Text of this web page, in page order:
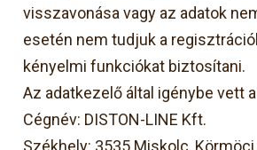
visszavonása vagy az adatok
esetén nem tudjuk a
kényelmi funkciókat biztosítani.
Az adatkezelő által igénybe vett
Cégnév: DISTON-LINE Kft.
Székhely: 3535 Miskolc,